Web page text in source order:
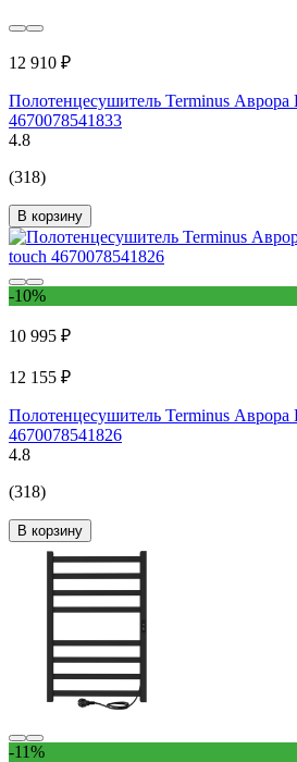
12 910 ₽
Полотенцесушитель Terminus
4670078541833
4.8
(318)
В корзину
-10%
10 995 ₽
12 155 ₽
Полотенцесушитель Terminus
4670078541826
4.8
(318)
В корзину
-11%